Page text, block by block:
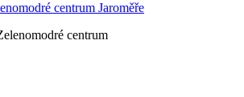
centrum Jaroměře